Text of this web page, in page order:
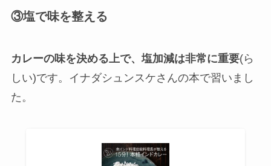
③塩で味を整える
カレーの味を決める上で、塩加減は非常に重要(ら
しい)です。イナダシュンスケさんの本で習いまし
た。